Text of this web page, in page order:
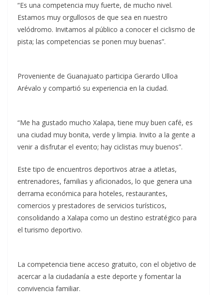
“Es una competencia muy fuerte, de mucho nivel.
Estamos muy orgullosos de que sea en nuestro
velódromo. Invitamos al público a conocer el ciclismo de
pista; las competencias se ponen muy buenas”.
Proveniente de Guanajuato participa Gerardo Ulloa
Arévalo y compartió su experiencia en la ciudad.
“Me ha gustado mucho Xalapa, tiene muy buen café, es
una ciudad muy bonita, verde y limpia. Invito a la gente a
venir a disfrutar el evento; hay ciclistas muy buenos”.
Este tipo de encuentros deportivos atrae a atletas,
entrenadores, familias y aficionados, lo que genera una
derrama económica para hoteles, restaurantes,
comercios y prestadores de servicios turísticos,
consolidando a Xalapa como un destino estratégico para
el turismo deportivo.
La competencia tiene acceso gratuito, con el objetivo de
acercar a la ciudadanía a este deporte y fomentar la
convivencia familiar.